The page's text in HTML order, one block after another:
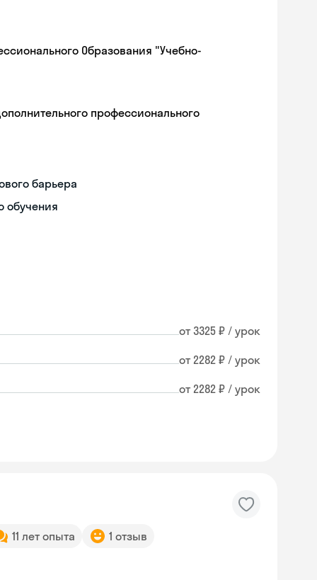
Образования "Учебно-
профессионального
барьера
обучения
от 3325 ₽ / урок
от 2282 ₽ / урок
от 2282 ₽ / урок
11 лет опыта 1 отзыв